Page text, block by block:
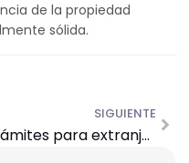
de la propiedad
sólida.
SIGUIENTE
Trámites para extranjeros (FIRPTA)